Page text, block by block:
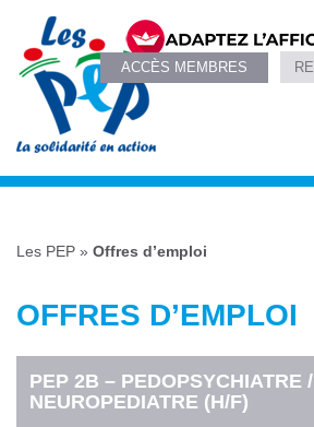
ACCÈS MEMBRES
Les PEP » Offres d’emploi
OFFRES D’EMPLOI
PEP 2B – PEDOPSYCHIATRE /
NEUROPEDIATRE (H/F)